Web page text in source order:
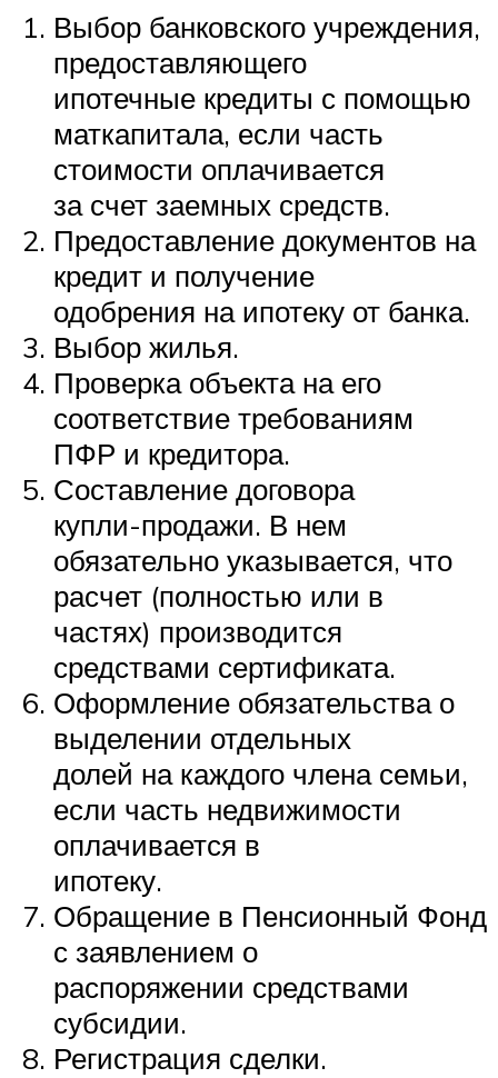
Выбор банковского учреждения,
предоставляющего
ипотечные кредиты с помощью
маткапитала, если часть
стоимости оплачивается
за счет заемных средств.
Предоставление документов на
кредит и получение
одобрения на ипотеку от банка.
Выбор жилья.
Проверка объекта на его
соответствие требованиям
ПФР и кредитора.
Составление договора
купли-продажи. В нем
обязательно указывается, что
расчет (полностью или в
частях) производится
средствами сертификата.
Оформление обязательства о
выделении отдельных
долей на каждого члена семьи,
если часть недвижимости
оплачивается в
ипотеку.
Обращение в Пенсионный Фонд
с заявлением о
распоряжении средствами
субсидии.
Регистрация сделки.